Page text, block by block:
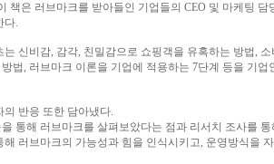
책은 러브마크를 받아들인 기업들의 CEO 및 마케팅 담
다.
신비감, 감각, 친밀감으로 쇼핑객을 유혹하는 방법,
법, 러브마크 이론을 기업에 적용하는 7단계 등을 기업
반응 또한 담아냈다.
통해 러브마크를 살펴보았다는 점과 리서치 조사를 통
러브마크의 가능성과 힘을 인식시키고, 운영방식을